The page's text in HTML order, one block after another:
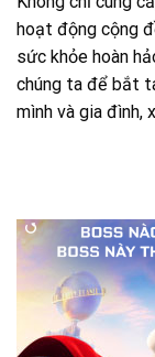
hoạt động cộng
sức khỏe hoàn
chúng ta để bắt
mình và gia đình,